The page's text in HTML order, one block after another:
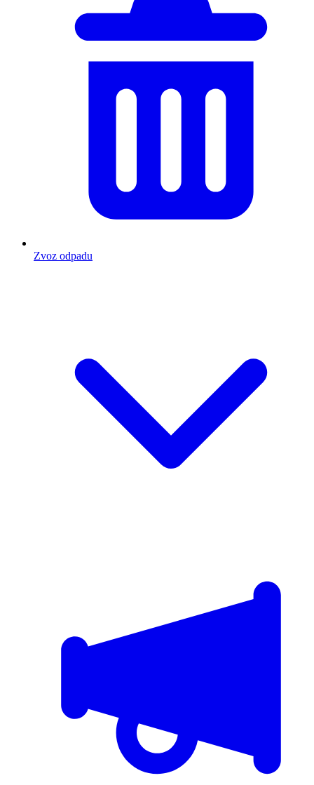
Zvoz odpadu